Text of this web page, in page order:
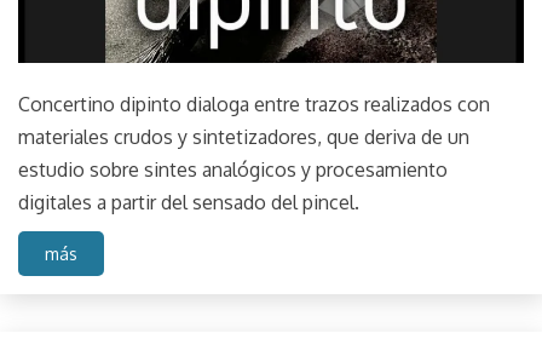
Concertino dipinto dialoga entre trazos realizados con
materiales crudos y sintetizadores, que deriva de un
estudio sobre sintes analógicos y procesamiento
digitales a partir del sensado del pincel.
más